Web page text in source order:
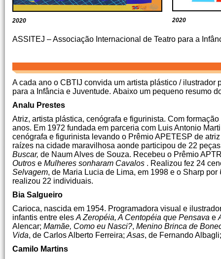
2020 2020
ASSITEJ – Associação Internacional de Teatro para a
A cada ano o CBTIJ convida um artista plástico /
para a Infância e Juventude. Abaixo um pequeno resumo
Analu Prestes
Atriz, artista plástica, cenógrafa e figurinista. Com
anos. Em 1972 fundada em parceria com Luis Antonio
cenógrafa e figurinista levando o Prêmio APETESP de
raízes na cidade maravilhosa aonde participou de 22
Buscar, de Naum Alves de Souza. Recebeu o Prêmio
Outros e Mulheres sonharam Cavalos . Realizou fez 24
Selvagem, de Maria Lucia de Lima, em 1998 e o Sharp por
realizou 22 individuais.
Bia Salgueiro
Carioca, nascida em 1954. Programadora visual e
infantis entre eles A Zeropéia, A Centopéia que Pensava e
Alencar; Mamãe, Como eu Nasci?, Menino Brinca de
Vida, de Carlos Alberto Ferreira; Asas, de Fernando
Camilo Martins